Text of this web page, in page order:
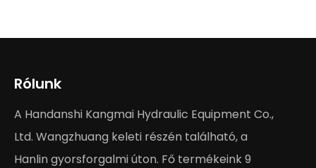
Rólunk
A Handanshi Kangmai Hydraulic Equipment Co.,
Ltd. Wangzhuang keleti részén található, a
Hanlin gyorsforgalmi úton. Fő termékeink 9